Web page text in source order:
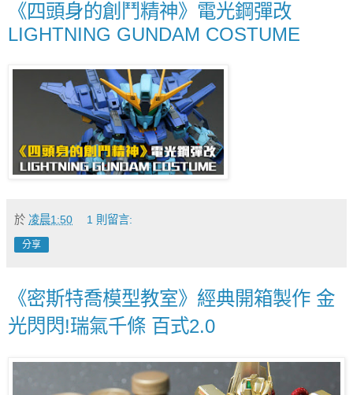
《四頭身的創鬥精神》電光鋼彈改
LIGHTNING GUNDAM COSTUME
於 凌晨1:50 1 則留言:
分享
《密斯特喬模型教室》經典開箱製作 金
光閃閃!瑞氣千條 百式2.0